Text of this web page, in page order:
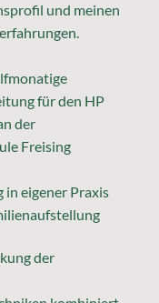
und meinen
für den HP
der
Freising​
in eigener Praxis
der